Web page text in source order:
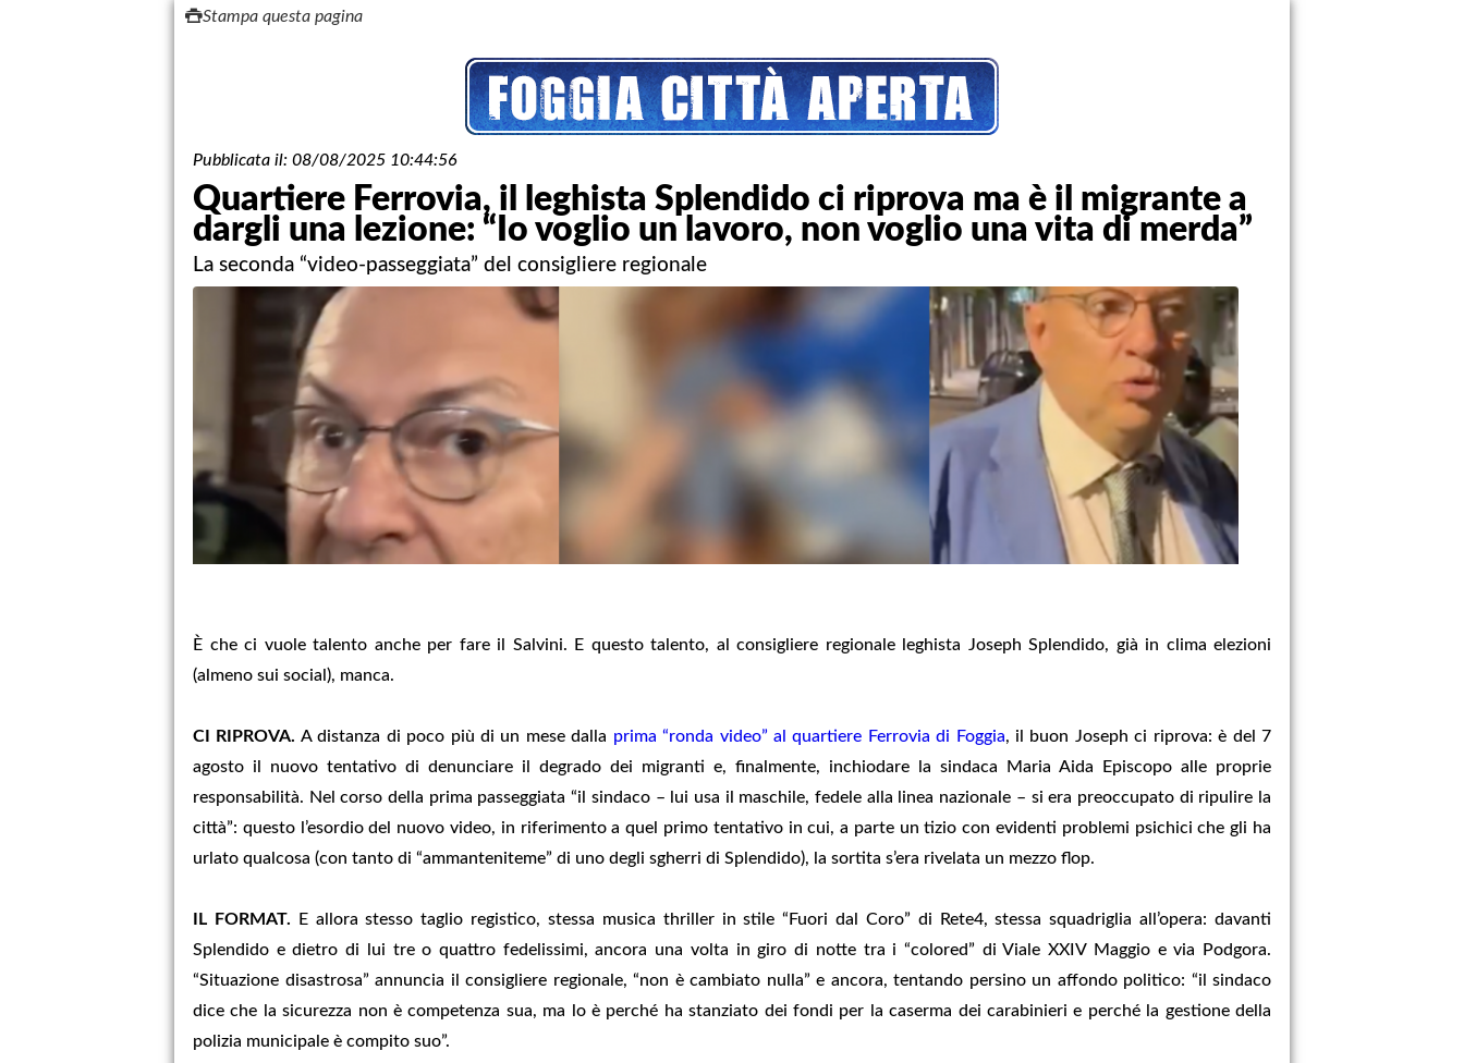
Stampa questa pagina
Pubblicata il: 08/08/2025 10:44:56
Quartiere Ferrovia, il leghista Splendido ci riprova ma è il migrante a
dargli una lezione: “Io voglio un lavoro, non voglio una vita di merda”
La seconda “video-passeggiata” del consigliere regionale
È che ci vuole talento anche per fare il Salvini. E questo talento, al consigliere regionale leghista Joseph Splendido, già in clima elezioni
(almeno sui social), manca.
CI RIPROVA. A distanza di poco più di un mese dalla prima “ronda video” al quartiere Ferrovia di Foggia, il buon Joseph ci riprova: è del 7
agosto il nuovo tentativo di denunciare il degrado dei migranti e, finalmente, inchiodare la sindaca Maria Aida Episcopo alle proprie
responsabilità. Nel corso della prima passeggiata “il sindaco – lui usa il maschile, fedele alla linea nazionale – si era preoccupato di ripulire la
città”: questo l’esordio del nuovo video, in riferimento a quel primo tentativo in cui, a parte un tizio con evidenti problemi psichici che gli ha
urlato qualcosa (con tanto di “ammanteniteme” di uno degli sgherri di Splendido), la sortita s’era rivelata un mezzo flop.
IL FORMAT. E allora stesso taglio registico, stessa musica thriller in stile “Fuori dal Coro” di Rete4, stessa squadriglia all’opera: davanti
Splendido e dietro di lui tre o quattro fedelissimi, ancora una volta in giro di notte tra i “colored” di Viale XXIV Maggio e via Podgora.
“Situazione disastrosa” annuncia il consigliere regionale, “non è cambiato nulla” e ancora, tentando persino un affondo politico: “il sindaco
dice che la sicurezza non è competenza sua, ma lo è perché ha stanziato dei fondi per la caserma dei carabinieri e perché la gestione della
polizia municipale è compito suo”.